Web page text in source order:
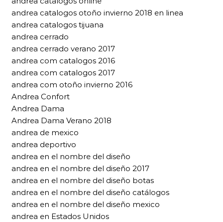
andrea catalogos otoño invierno 2018 en linea
andrea catalogos tijuana
andrea cerrado
andrea cerrado verano 2017
andrea com catalogos 2016
andrea com catalogos 2017
andrea com otoño invierno 2016
Andrea Confort
Andrea Dama
Andrea Dama Verano 2018
andrea de mexico
andrea deportivo
andrea en el nombre del diseño
andrea en el nombre del diseño 2017
andrea en el nombre del diseño botas
andrea en el nombre del diseño catálogos
andrea en el nombre del diseño mexico
andrea en Estados Unidos